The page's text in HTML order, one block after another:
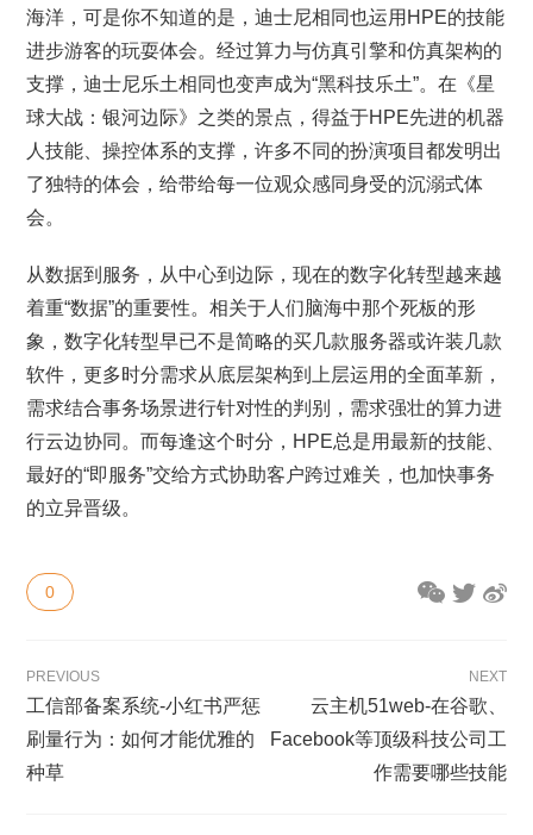
海洋，可是你不知道的是，迪士尼相同也运用HPE的技能
进步游客的玩耍体会。经过算力与仿真引擎和仿真架构的
支撑，迪士尼乐土相同也变声成为“黑科技乐土”。在《星
球大战：银河边际》之类的景点，得益于HPE先进的机器
人技能、操控体系的支撑，许多不同的扮演项目都发明出
了独特的体会，给带给每一位观众感同身受的沉溺式体
会。
从数据到服务，从中心到边际，现在的数字化转型越来越
着重“数据”的重要性。相关于人们脑海中那个死板的形
象，数字化转型早已不是简略的买几款服务器或许装几款
软件，更多时分需求从底层架构到上层运用的全面革新，
需求结合事务场景进行针对性的判别，需求强壮的算力进
行云边协同。而每逢这个时分，HPE总是用最新的技能、
最好的“即服务”交给方式协助客户跨过难关，也加快事务
的立异晋级。
0
PREVIOUS
工信部备案系统-小红书严惩
刷量行为：如何才能优雅的
种草
NEXT
云主机51web-在谷歌、
Facebook等顶级科技公司工
作需要哪些技能